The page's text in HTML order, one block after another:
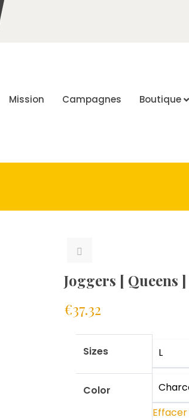
Mission Campagnes Boutique
Joggers [ Queens ]
€37.32
Sizes
Color
Effacer